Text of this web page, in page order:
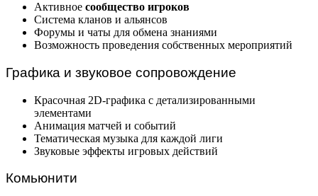
Активное сообщество игроков
Система кланов и альянсов
Форумы и чаты для обмена знаниями
Возможность проведения собственных мероприятий
Графика и звуковое сопровождение
Красочная 2D-графика с детализированными
элементами
Анимация матчей и событий
Тематическая музыка для каждой лиги
Звуковые эффекты игровых действий
Комьюнити